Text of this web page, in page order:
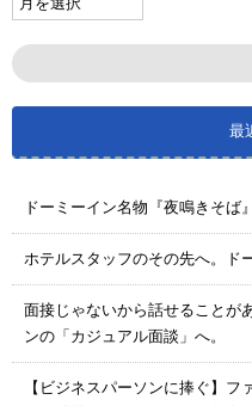
最
ドーミーイン名物『夜鳴きそば
ホテルスタッフのその先へ。ド
面接じゃないから話せることが
ンの「カジュアル面談」へ。
【ビジネスパーソンに捧ぐ】